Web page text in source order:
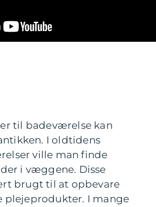
til badeværelse kan
I oldtidens
ville man finde
i væggene. Disse
brugt til at opbevare
plejeprodukter. I mange